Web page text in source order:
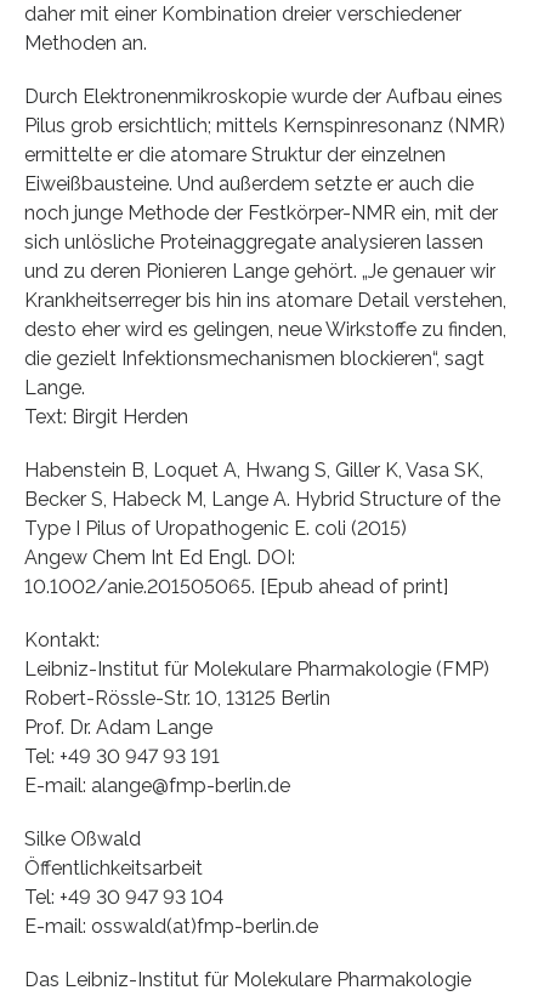
daher mit einer Kombination dreier verschiedener
Methoden an.
Durch Elektronenmikroskopie wurde der Aufbau eines
Pilus grob ersichtlich; mittels Kernspinresonanz (NMR)
ermittelte er die atomare Struktur der einzelnen
Eiweißbausteine. Und außerdem setzte er auch die
noch junge Methode der Festkörper-NMR ein, mit der
sich unlösliche Proteinaggregate analysieren lassen
und zu deren Pionieren Lange gehört. „Je genauer wir
Krankheitserreger bis hin ins atomare Detail verstehen,
desto eher wird es gelingen, neue Wirkstoffe zu finden,
die gezielt Infektionsmechanismen blockieren“, sagt
Lange.
Text: Birgit Herden
Habenstein B, Loquet A, Hwang S, Giller K, Vasa SK,
Becker S, Habeck M, Lange A. Hybrid Structure of the
Type I Pilus of Uropathogenic E. coli (2015)
Angew Chem Int Ed Engl. DOI:
10.1002/anie.201505065. [Epub ahead of print]
Kontakt:
Leibniz-Institut für Molekulare Pharmakologie (FMP)
Robert-Rössle-Str. 10, 13125 Berlin
Prof. Dr. Adam Lange
Tel: +49 30 947 93 191
E-mail: alange@fmp-berlin.de
Silke Oßwald
Öffentlichkeitsarbeit
Tel: +49 30 947 93 104
E-mail: osswald(at)fmp-berlin.de
Das Leibniz-Institut für Molekulare Pharmakologie